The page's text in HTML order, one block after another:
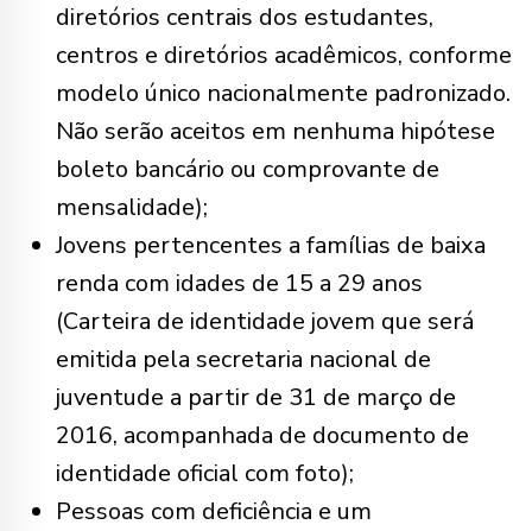
diretórios centrais dos estudantes,
centros e diretórios acadêmicos, conforme
modelo único nacionalmente padronizado.
Não serão aceitos em nenhuma hipótese
boleto bancário ou comprovante de
mensalidade);
Jovens pertencentes a famílias de baixa
renda com idades de 15 a 29 anos
(Carteira de identidade jovem que será
emitida pela secretaria nacional de
juventude a partir de 31 de março de
2016, acompanhada de documento de
identidade oficial com foto);
Pessoas com deficiência e um